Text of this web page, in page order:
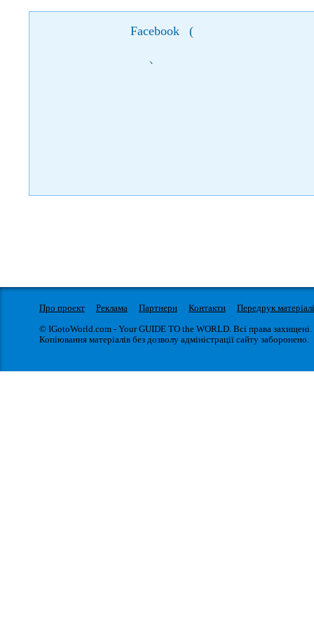
Facebook (
)
Про проект Реклама Партнери Контакти
Передрук
© IGotoWorld.com - Your GUIDE TO the WORLD. Всі права захищені.
Копіювання матеріалів без дозволу адміністрації сайту заборонено.